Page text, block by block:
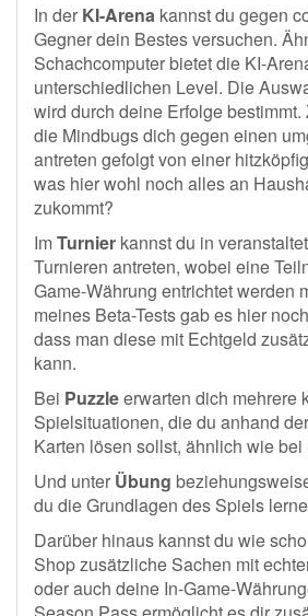
In der KI-Arena kannst du gegen
Gegner dein Bestes versuchen.
Schachcomputer bietet die KI-
unterschiedlichen Level. Die
wird durch deine Erfolge
die Mindbugs dich gegen einen
antreten gefolgt von einer
was hier wohl noch alles an
zukommt?
ImTurnier kannst du in
Turnieren antreten, wobei eine
Game-Währung entrichtet werden
meines Beta-Tests gab es hier
dass man diese mit Echtgeld
kann.
Bei Puzzleerwarten dich mehrere
Spielsituationen, die du anhand
Karten lösen sollst, ähnlich wie
Und unter Übung
du die Grundlagen des Spiels
Darüber hinaus kannst du wie
Shop zusätzliche Sachen mit
oder auch deine In-Game-